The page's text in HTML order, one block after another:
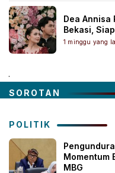
Dea Annisa
Bekasi,
1 minggu yang
.
SOROTAN
POLITIK
Momentum
MBG